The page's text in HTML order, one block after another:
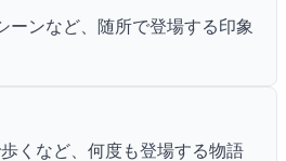
ーンなど、随所で登場する印象
くなど、何度も登場する物語